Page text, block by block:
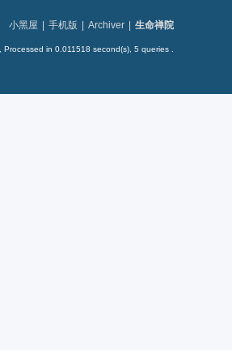
小黑屋 手机版 Archiver 生命禅院
, Processed in 0.011518 second(s), 5 queries .